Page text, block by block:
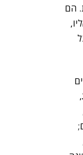
הם
,